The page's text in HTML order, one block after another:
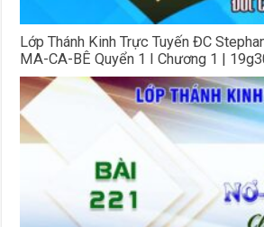
Lớp Thánh Kinh Trực Tuyến ĐC
MA-CA-BÊ Quyển 1 I Chương 1 |